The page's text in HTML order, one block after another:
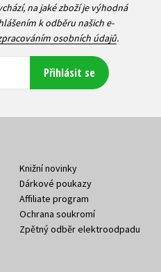
na jaké zboží je výhodná
k odběru našich e-
osobních údajů.
Přihlásit se
Knižní novinky
Dárkové poukazy
Affiliate program
Ochrana soukromí
Zpětný odběr elektroodpadu